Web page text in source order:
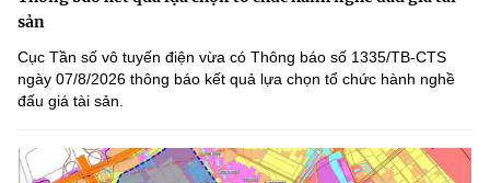
sản
Cục Tần số vô tuyến điện vừa có Thông báo số 1335/TB-CTS
ngày 07/8/2026 thông báo kết quả lựa chọn tổ chức hành nghề
đấu giá tài sản.